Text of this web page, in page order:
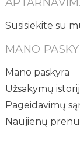
Susisiekite su
MANO
Mano paskyra
Užsakymų
Pageidavimų
Naujienų